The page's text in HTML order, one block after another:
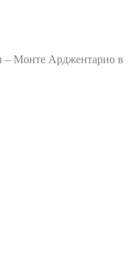
– Монте Арджентарио в